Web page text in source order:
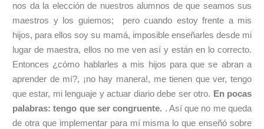
nos da la elección de nuestros alumnos de que seamos sus
maestros y los guiemos; pero cuando estoy frente a mis
hijos, para ellos soy su mamá, imposible enseñarles desde mi
lugar de maestra, ellos no me ven así y están en lo correcto.
Entonces ¿cómo hablarles a mis hijos para que se abran a
aprender de mí?, ¡no hay manera!, me tienen que ver, tengo
que estar, mi lenguaje y actuar diario debe ser otro. En pocas
palabras: tengo que ser congruente. . Así que no me queda
de otra que implementar para mí misma lo que enseñó sobre